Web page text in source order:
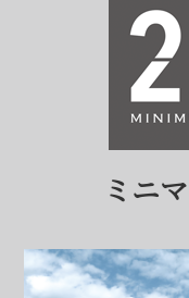
ミニ